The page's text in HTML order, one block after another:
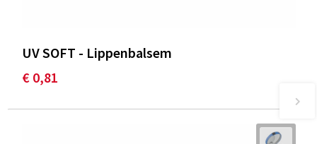
UV SOFT - Lippenbalsem
€ 0,81